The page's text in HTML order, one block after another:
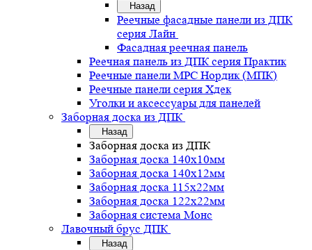
Назад
Реечные фасадные панели из ДПК
серия Лайн
Фасадная реечная панель
Реечная панель из ДПК серия Практик
Реечные панели MPC Нордик (МПК)
Реечные панели серия Хдек
Уголки и аксессуары для панелей
Заборная доска из ДПК
Назад
Заборная доска из ДПК
Заборная доска 140х10мм
Заборная доска 140х12мм
Заборная доска 115х22мм
Заборная доска 122х22мм
Заборная система Монс
Лавочный брус ДПК
Назад